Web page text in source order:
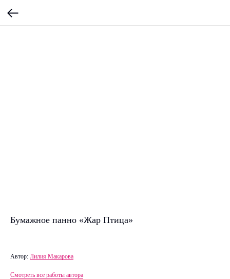
Бумажное панно «Жар Птица»
Автор: Лилия Макарова
Смотреть все работы автора